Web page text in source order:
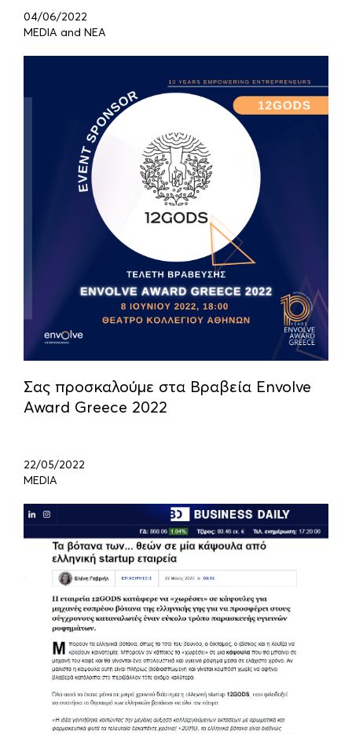
04/06/2022
MEDIA and ΝΕΑ
Σας προσκαλούμε στα Βραβεία Envolve
Award Greece 2022
22/05/2022
MEDIA